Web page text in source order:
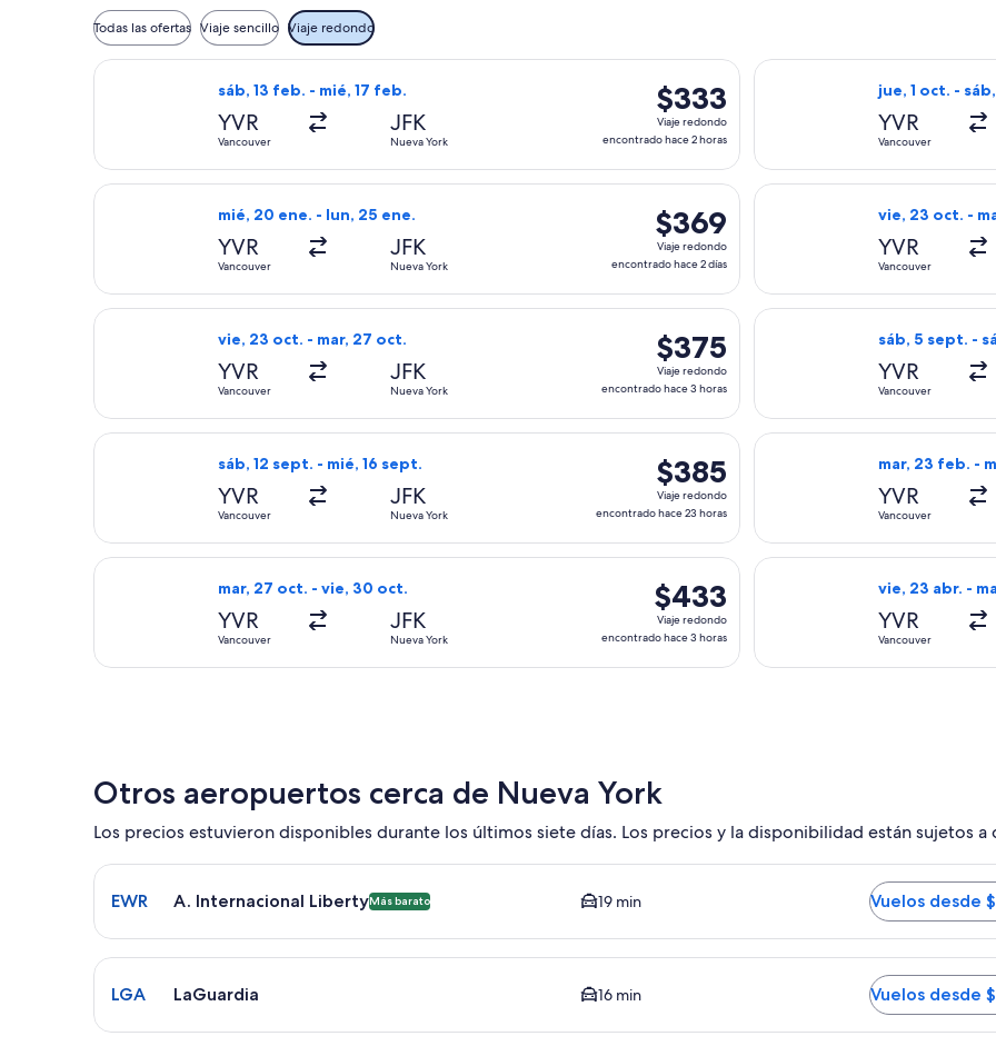
Todas las ofertas Viaje sencillo Viaje redondo
sáb, 13 feb. - mié, 17 feb.
YVR
Vancouver
JFK
Nueva York
$333
Viaje
redondo,
encontrado
hace
2
horas
$333
Viaje redondo
encontrado hace 2 horas
Seleccionar vuelo de Delta, con salida el sáb, 13 feb. desde Vancouver hacia Nueva York, con
jue, 1 oct. -
YVR
Vancouver
Seleccionar
mié, 20 ene. - lun, 25 ene.
YVR
Vancouver
JFK
Nueva York
$369
Viaje
redondo,
encontrado
hace
2
días
$369
Viaje redondo
encontrado hace 2 días
Seleccionar vuelo de JetBlue Airways, con salida el mié, 20 ene. desde Vancouver hacia Nueva
vie, 23 oct. -
YVR
Vancouver
Seleccionar
vie, 23 oct. - mar, 27 oct.
YVR
Vancouver
JFK
Nueva York
$375
Viaje
redondo,
encontrado
hace
3
horas
$375
Viaje redondo
encontrado hace 3 horas
Seleccionar vuelo de Delta, con salida el vie, 23 oct. desde Vancouver hacia Nueva York, con
sáb, 5 sept. -
YVR
Vancouver
Seleccionar
sáb, 12 sept. - mié, 16 sept.
YVR
Vancouver
JFK
Nueva York
$385
Viaje
redondo,
encontrado
hace
23
horas
$385
Viaje redondo
encontrado hace 23 horas
Seleccionar vuelo de JetBlue Airways, con salida el sáb, 12 sept. desde Vancouver hacia Nueva
mar, 23 feb. -
YVR
Vancouver
Seleccionar
mar, 27 oct. - vie, 30 oct.
YVR
Vancouver
JFK
Nueva York
$433
Viaje
redondo,
encontrado
$433
Viaje redondo
encontrado hace 3 horas
Seleccionar vuelo de Alaska Airlines, con salida el mar, 27 oct. desde Vancouver hacia Nueva
vie, 23 abr. -
YVR
Vancouver
Seleccionar
Otros aeropuertos cerca de Nueva York
Los precios estuvieron disponibles durante los últimos siete días. Los precios y la disponibilidad están sujetos a
Seleccionar vuelo a A. Internacional Liberty EWR. Opción más barata disponible. El tiempo promedio del
EWR A. Internacional LibertyMás barato 19 min Vuelos desde
Seleccionar vuelo a LaGuardia LGA. El tiempo promedio del trayecto en auto al centro es de 16 minutos. Vuelos
LGA LaGuardia 16 min Vuelos desde